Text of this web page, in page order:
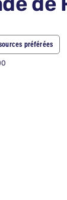
préférées